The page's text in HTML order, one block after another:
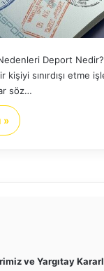
Deport
kişiyi sınırdışı etme
söz…
»
ve Yargıtay